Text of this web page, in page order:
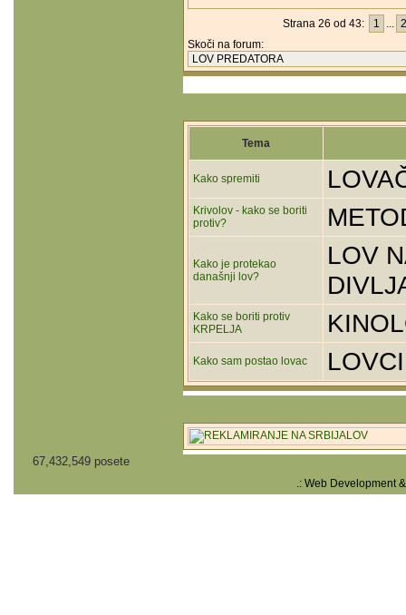
Strana 26 od 43: 1 ...
Skoči na forum:
Tema
Kako spremiti
Krivolov - kako se boriti
protiv?
Kako je protekao
današnji lov?
LOV
Kako se boriti protiv
KRPELJA
Kako sam postao lovac
67,432,549 posete
.: Web Development